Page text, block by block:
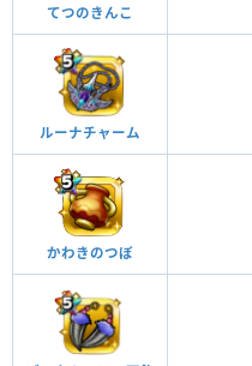
てつのきんこ
ルーナチャーム
かわきのつぼ